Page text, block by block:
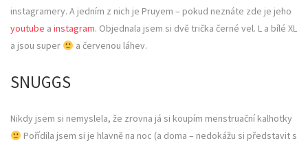
instagramery. A jedním z nich je Pruyem – pokud neznáte zde je jeho
youtube a instagram. Objednala jsem si dvě trička černé vel. L a bílé XL
a jsou super
a červenou láhev.
SNUGGS
Nikdy jsem si nemyslela, že zrovna já si koupím menstruační kalhotky
Pořídila jsem si je hlavně na noc (a doma – nedokážu si představit s